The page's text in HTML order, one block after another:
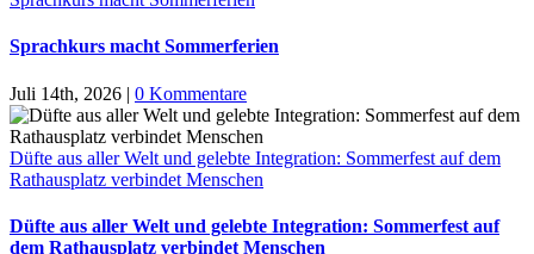
Sprachkurs macht Sommerferien
Juli 14th, 2026 | 0 Kommentare
Düfte aus aller Welt und gelebte Integration: Sommerfest auf dem
Rathausplatz verbindet Menschen
Düfte aus aller Welt und gelebte Integration: Sommerfest auf
dem Rathausplatz verbindet Menschen